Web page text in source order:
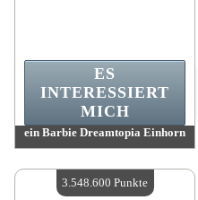
ein Barbie Dreamtopia Einhorn
Verfügbare Menge:4
ES
INTERESSIERT
MICH
3.548.600 Punkte